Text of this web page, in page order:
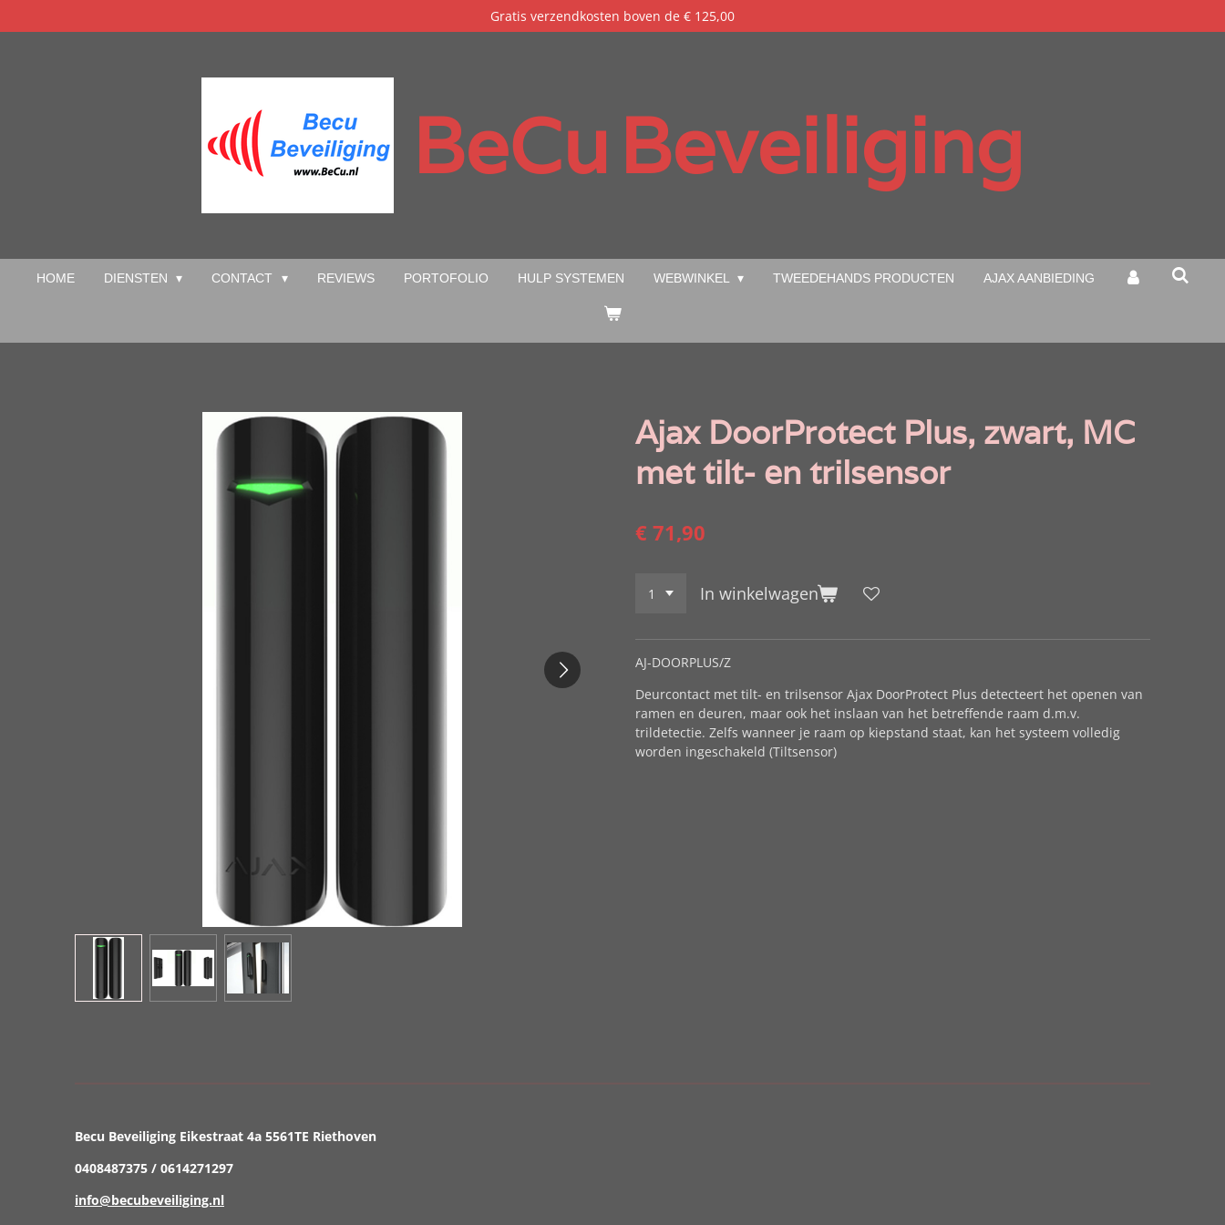
direct
Gratis verzendkosten boven de € 125,00
BeCu Beveiliging
HOME DIENSTEN CONTACT REVIEWS PORTOFOLIO HULP SYSTEMEN WEBWINKEL TWEEDEHANDS PRODUCTEN AJAX AANBIEDING
Ajax DoorProtect Plus, zwart, MC
met tilt- en trilsensor
€ 71,90
In winkelwagen
AJ-DOORPLUS/Z
Deurcontact met tilt- en trilsensor Ajax DoorProtect Plus detecteert het openen van
ramen en deuren, maar ook het inslaan van het betreffende raam d.m.v.
trildetectie. Zelfs wanneer je raam op kiepstand staat, kan het systeem volledig
worden ingeschakeld (Tiltsensor)
Becu Beveiliging Eikestraat 4a 5561TE Riethoven
0408487375 / 0614271297
info@becubeveiliging.nl